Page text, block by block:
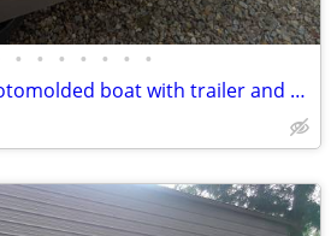
• • • • • • •
2 man bass hunter rotomolded boat with trailer and accessories